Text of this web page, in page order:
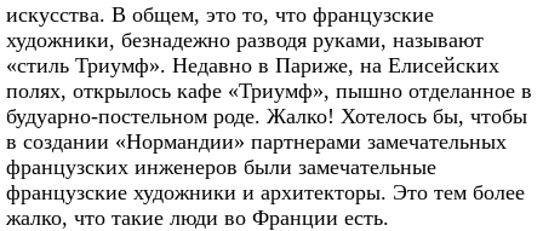
искусства. В общем, это то, что французские
художники, безнадежно разводя руками, называют
«стиль Триумф». Недавно в Париже, на Елисейских
полях, открылось кафе «Триумф», пышно отделанное в
будуарно-постельном роде. Жалко! Хотелось бы, чтобы
в создании «Нормандии» партнерами замечательных
французских инженеров были замечательные
французские художники и архитекторы. Это тем более
жалко, что такие люди во Франции есть.